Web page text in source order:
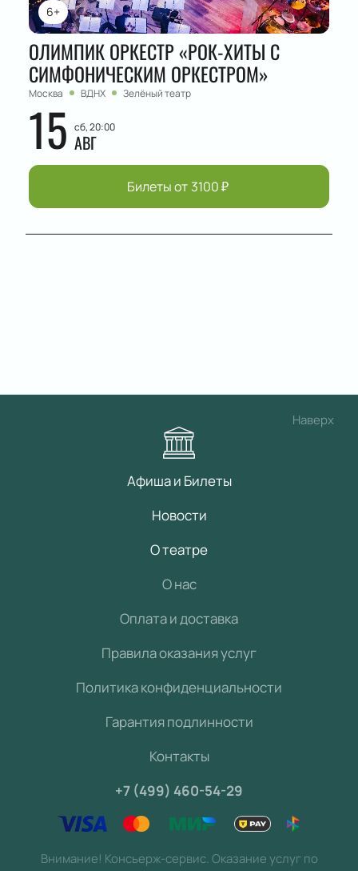
6+
ОЛИМПИК ОРКЕСТР «РОК-ХИТЫ С
СИМФОНИЧЕСКИМ ОРКЕСТРОМ»
Москва ВДНХ Зелёный театр
15 сб, 20:00
АВГ
Билеты от 3100₽
Наверх
Афиша и Билеты
Новости
О театре
О нас
Оплата и доставка
Правила оказания услуг
Политика конфиденциальности
Гарантия подлинности
Контакты
+7 (499) 460-54-29
Внимание! Консьерж-сервис. Оказание услуг по